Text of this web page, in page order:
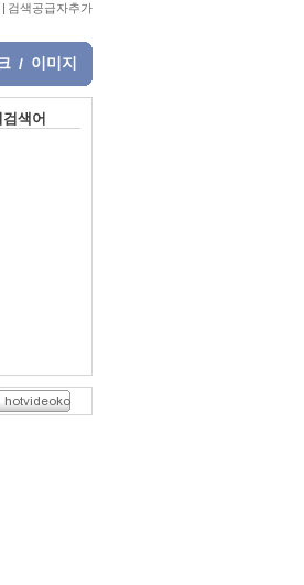
| 검색공급자추가
/ 이미지
색어